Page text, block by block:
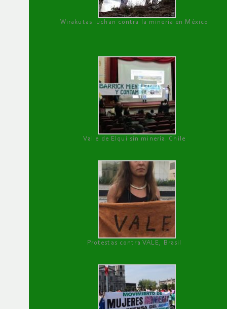
Wirakutas luchan contra la minería en México
Valle de Elqui sin minería. Chile
Protestas contra VALE, Brasil